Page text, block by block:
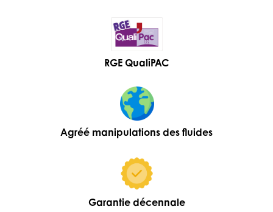
RGE QualiPAC
Agréé manipulations des fluides
Garantie décennale